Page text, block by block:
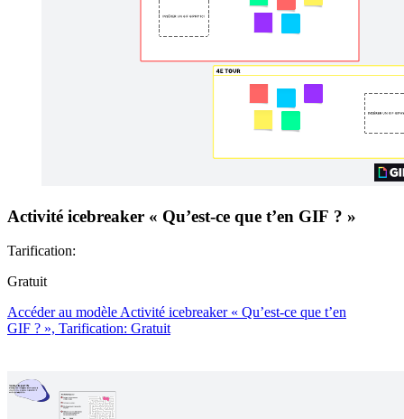
Activité icebreaker « Qu’est-ce que t’en GIF ? »
Tarification:
Gratuit
Accéder au modèle Activité icebreaker « Qu’est-ce que t’en
GIF ? », Tarification: Gratuit